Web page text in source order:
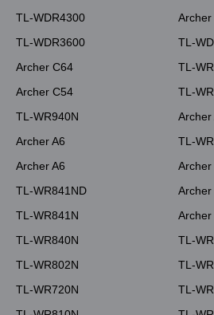
TL-WDR4300
Archer
TL-WDR3600
TL-
Archer C64
TL-
Archer C54
TL-
TL-WR940N
Archer
Archer A6
TL-
Archer A6
Archer
TL-WR841ND
Archer
TL-WR841N
Archer
TL-WR840N
TL-
TL-WR802N
TL-
TL-WR720N
TL-